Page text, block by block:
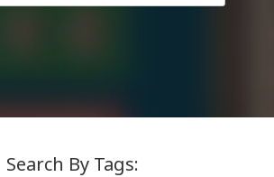
Search By Tags: